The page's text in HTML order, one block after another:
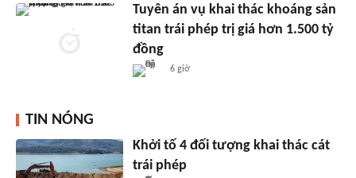
Tuyên án vụ khai thác khoáng sản
titan trái phép trị giá hơn 1.500 tỷ
đồng
6 giờ
TIN NÓNG
Khởi tố 4 đối tượng khai thác cát
trái phép